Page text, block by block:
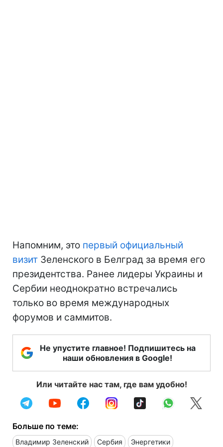
Напомним, это первый официальный
визит Зеленского в Белград за время его
президентства. Ранее лидеры Украины и
Сербии неоднократно встречались
только во время международных
форумов и саммитов.
Не упустите главное! Подпишитесь на
наши обновления в Google!
Или читайте нас там, где вам удобно!
Больше по теме:
Владимир Зеленский Сербия Энергетики